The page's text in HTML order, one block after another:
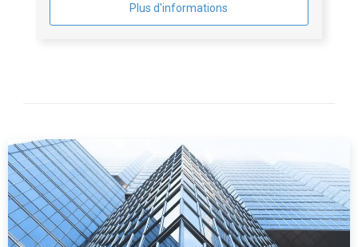
Plus d'informations